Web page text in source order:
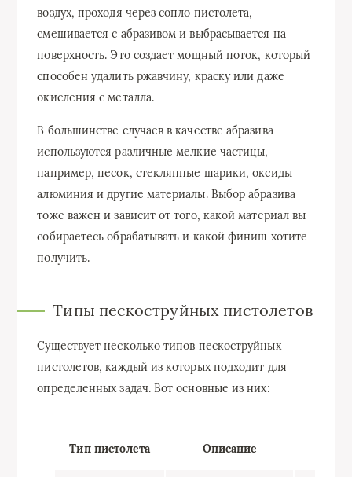
воздух, проходя через сопло пистолета,
смешивается с абразивом и выбрасывается на
поверхность. Это создает мощный поток, который
способен удалить ржавчину, краску или даже
окисления с металла.
В большинстве случаев в качестве абразива
используются различные мелкие частицы,
например, песок, стеклянные шарики, оксиды
алюминия и другие материалы. Выбор абразива
тоже важен и зависит от того, какой материал вы
собираетесь обрабатывать и какой финиш хотите
получить.
Типы пескоструйных пистолетов
Существует несколько типов пескоструйных
пистолетов, каждый из которых подходит для
определенных задач. Вот основные из них:
Тип пистолета Описание